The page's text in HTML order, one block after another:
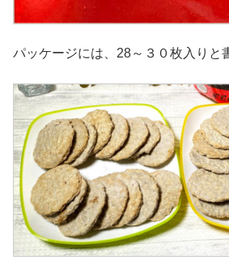
パッケージには、28～３０枚入りと